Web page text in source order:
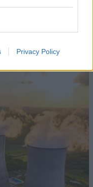
Privacy Policy
meg,
és a